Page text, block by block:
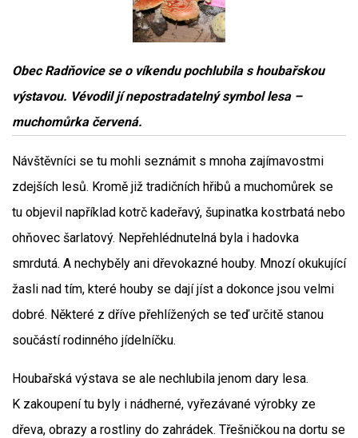
Obec Radňovice se o víkendu pochlubila s houbařskou
výstavou. Vévodil jí nepostradatelný symbol lesa –
muchomůrka červená.
Návštěvníci se tu mohli seznámit s mnoha zajímavostmi
zdejších lesů. Kromě již tradičních hřibů a muchomůrek se
tu objevil například kotrč kadeřavý, šupinatka kostrbatá nebo
ohňovec šarlatový. Nepřehlédnutelná byla i hadovka
smrdutá. A nechyběly ani dřevokazné houby. Mnozí okukující
žasli nad tím, které houby se dají jíst a dokonce jsou velmi
dobré. Některé z dříve přehlížených se teď určitě stanou
součástí rodinného jídelníčku.
Houbařská výstava se ale nechlubila jenom dary lesa.
K zakoupení tu byly i nádherné, vyřezávané výrobky ze
dřeva, obrazy a rostliny do zahrádek. Třešničkou na dortu se